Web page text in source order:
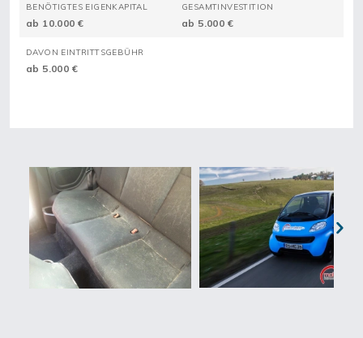
BENÖTIGTES EIGENKAPITAL
ab 10.000 €
GESAMTINVESTITION
ab 5.000 €
DAVON EINTRITTSGEBÜHR
ab 5.000 €
Next